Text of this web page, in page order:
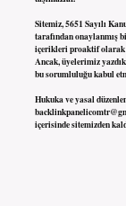
Sitemiz, 5651 Sayılı
tarafından onaylanmış
içerikleri proaktif olarak
Ancak, üyelerimiz
bu sorumluluğu kabul
Hukuka ve yasal
içerisinde sitemizden